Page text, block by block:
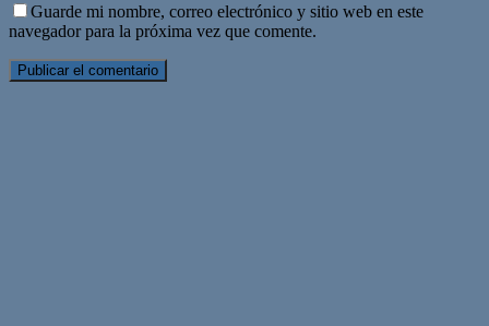
Guarde mi nombre, correo electrónico y sitio web en este
navegador para la próxima vez que comente.